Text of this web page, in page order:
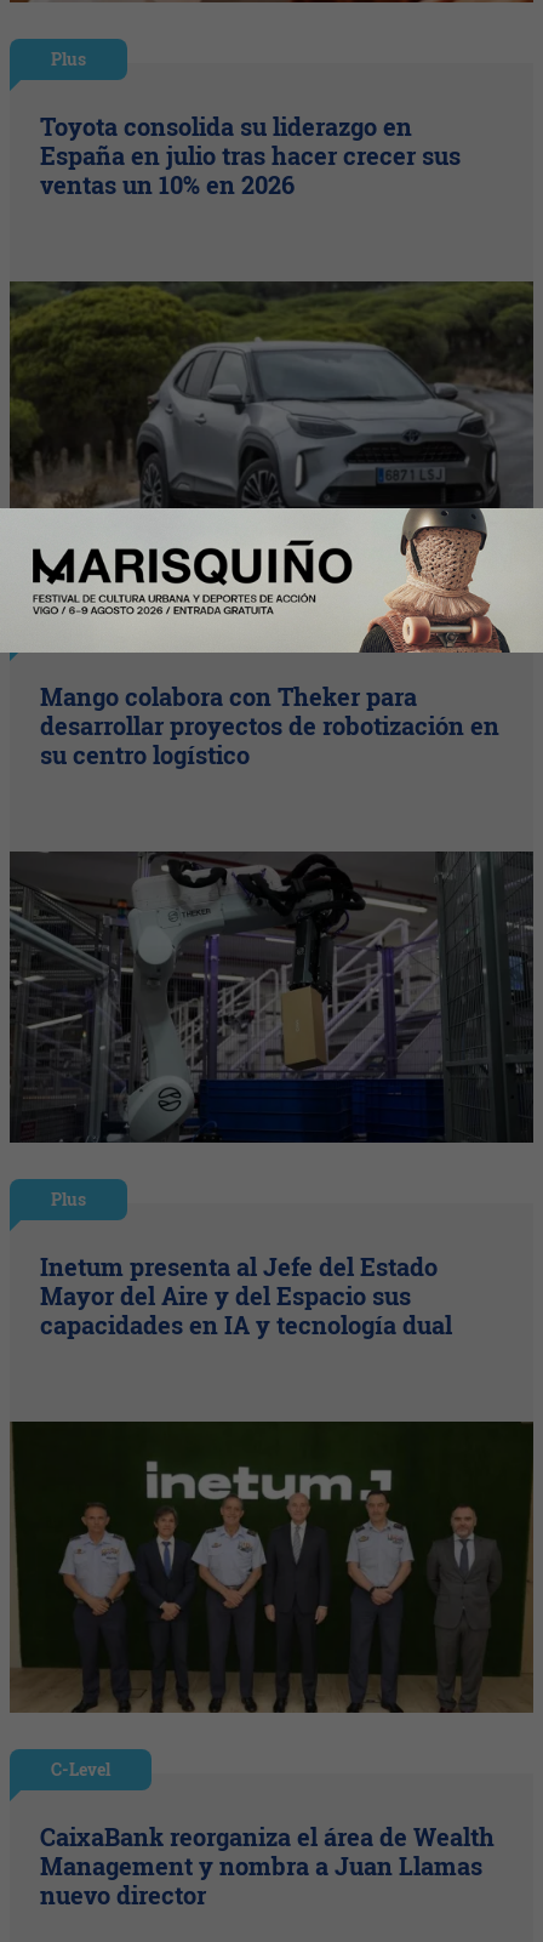
Plus
Toyota consolida su liderazgo en
España en julio tras hacer crecer sus
ventas un 10% en 2026
Mango colabora con Theker para
desarrollar proyectos de robotización en
su centro logístico
Plus
Inetum presenta al Jefe del Estado
Mayor del Aire y del Espacio sus
capacidades en IA y tecnología dual
C-Level
CaixaBank reorganiza el área de Wealth
Management y nombra a Juan Llamas
nuevo director